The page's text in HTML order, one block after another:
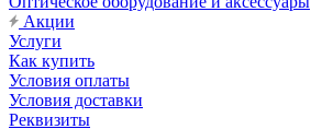
Акции
Услуги
Как купить
Условия оплаты
Условия доставки
Реквизиты